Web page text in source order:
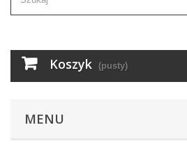
Koszyk (pusty)
MENU